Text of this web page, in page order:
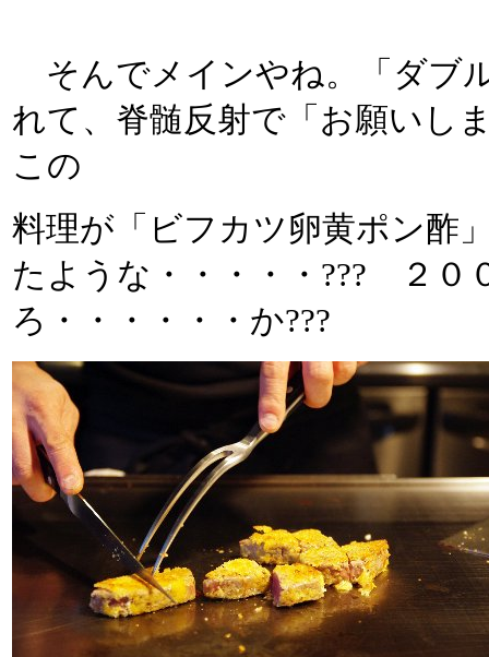
そんでメインやね。「ダブ
れて、脊髄反射で「お願いし
この
料理が「ビフカツ卵黄ポン酢
たような・・・・・??? ２０
ろ・・・・・・か???